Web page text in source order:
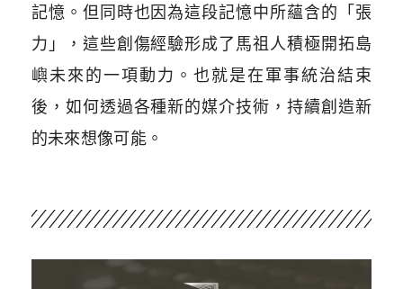
記憶。但同時也因為這段記憶中所蘊含的「張
力」，這些創傷經驗形成了馬祖人積極開拓島
嶼未來的一項動力。也就是在軍事統治結束
後，如何透過各種新的媒介技術，持續創造新
的未來想像可能。